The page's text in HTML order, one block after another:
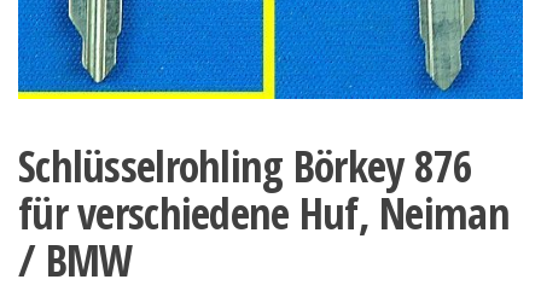
Schlüsselrohling Börkey 876
für verschiedene Huf, Neiman
/ BMW